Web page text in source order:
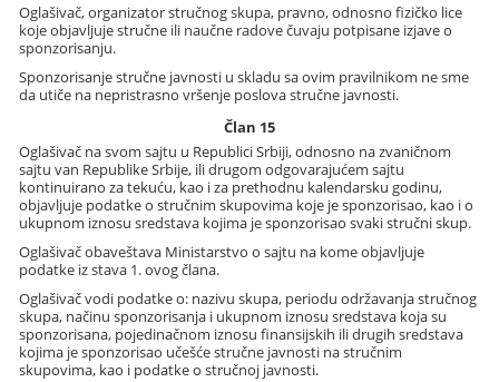
Oglašivač, organizator stručnog skupa, pravno, odnosno fizičko lice
koje objavljuje stručne ili naučne radove čuvaju potpisane izjave o
sponzorisanju.
Sponzorisanje stručne javnosti u skladu sa ovim pravilnikom ne sme
da utiče na nepristrasno vršenje poslova stručne javnosti.
Član 15
Oglašivač na svom sajtu u Republici Srbiji, odnosno na zvaničnom
sajtu van Republike Srbije, ili drugom odgovarajućem sajtu
kontinuirano za tekuću, kao i za prethodnu kalendarsku godinu,
objavljuje podatke o stručnim skupovima koje je sponzorisao, kao i o
ukupnom iznosu sredstava kojima je sponzorisao svaki stručni skup.
Oglašivač obaveštava Ministarstvo o sajtu na kome objavljuje
podatke iz stava 1. ovog člana.
Oglašivač vodi podatke o: nazivu skupa, periodu održavanja stručnog
skupa, načinu sponzorisanja i ukupnom iznosu sredstava koja su
sponzorisana, pojedinačnom iznosu finansijskih ili drugih sredstava
kojima je sponzorisao učešće stručne javnosti na stručnim
skupovima, kao i podatke o stručnoj javnosti.